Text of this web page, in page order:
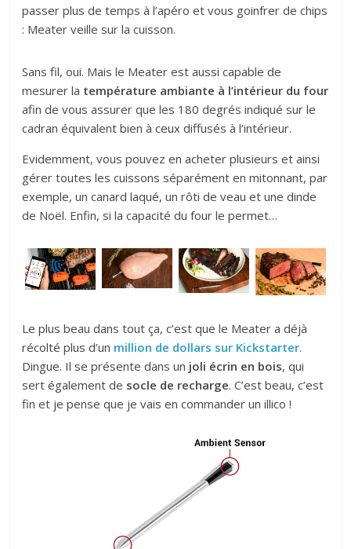
passer plus de temps à l’apéro et vous goinfrer de chips
: Meater veille sur la cuisson.
Sans fil, oui. Mais le Meater est aussi capable de
mesurer la température ambiante à l’intérieur du four
afin de vous assurer que les 180 degrés indiqué sur le
cadran équivalent bien à ceux diffusés à l’intérieur.
Evidemment, vous pouvez en acheter plusieurs et ainsi
gérer toutes les cuissons séparément en mitonnant, par
exemple, un canard laqué, un rôti de veau et une dinde
de Noël. Enfin, si la capacité du four le permet…
Le plus beau dans tout ça, c’est que le Meater a déjà
récolté plus d’un million de dollars sur Kickstarter.
Dingue. Il se présente dans un joli écrin en bois, qui
sert également de socle de recharge. C’est beau, c’est
fin et je pense que je vais en commander un illico !